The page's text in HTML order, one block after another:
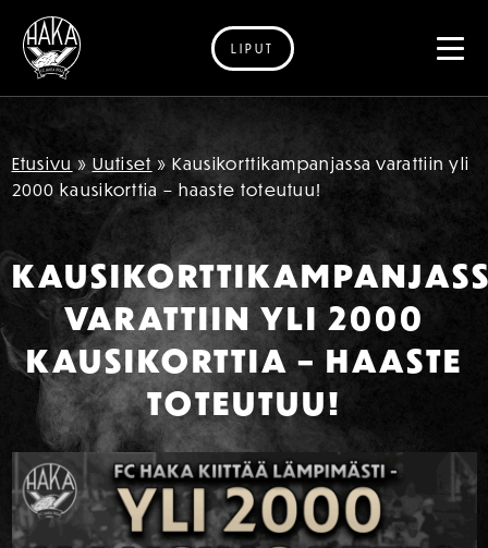
Siirry sisältöön
LIPUT
Etusivu » Uutiset » Kausikorttikampanjassa varattiin yli
2000 kausikorttia – haaste toteutuu!
VARATTIIN YLI 2000
KAUSIKORTTIA – HAASTE
TOTEUTUU!